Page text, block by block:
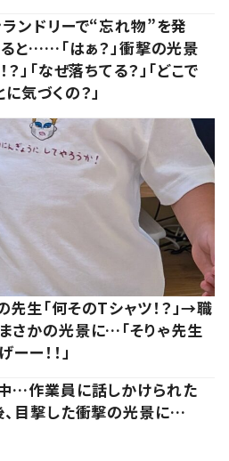
ランドリーで“忘れ物”を発
ると……「はぁ？」衝撃の光景
？」「なぜ落ちてる？」「どこで
気づくの？」
生「何そのTシャツ！？」→職
さかの光景に…「そりゃ先生
ー！！」
…作業員に話しかけられた
、目撃した衝撃の光景に…